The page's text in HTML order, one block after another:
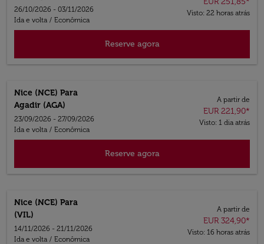
26/10/2026 - 03/11/2026
Ida e volta / Econômica
Visto: 22 horas atrás
Reserve agora
Nice (NCE) Para
Agadir (AGA)
23/09/2026 - 27/09/2026
Ida e volta / Econômica
A partir de
EUR 221,90*
Visto: 1 dia atrás
Reserve agora
Nice (NCE) Para
(VIL)
14/11/2026 - 21/11/2026
Ida e volta / Econômica
A partir de
EUR 324,90*
Visto: 16 horas atrás